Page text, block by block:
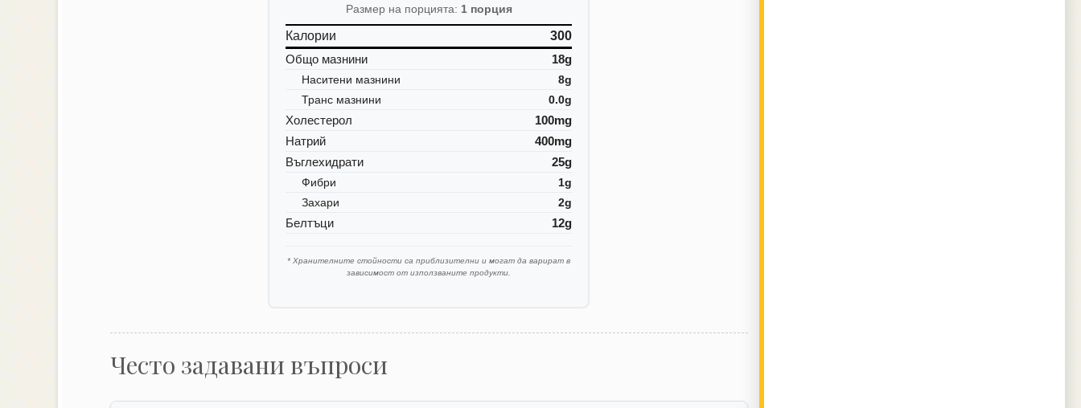
Размер на порцията: 1 порция
Калории
300
Общо мазнини
18g
Наситени мазнини
8g
Транс мазнини
0.0g
Холестерол
100mg
Натрий
400mg
Въглехидрати
25g
Фибри
1g
Захари
2g
Белтъци 12g
* Хранителните стойности са приблизителни и могат да варират в
зависимост от използваните продукти.
Често задавани въпроси